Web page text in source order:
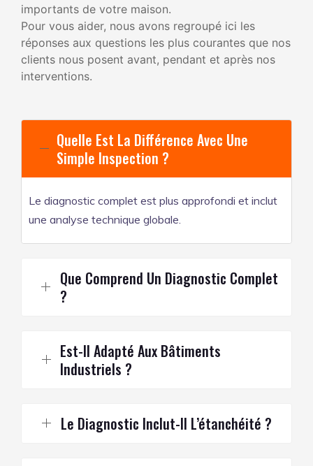
importants de votre maison.
Pour vous aider, nous avons regroupé ici les
réponses aux questions les plus courantes que nos
clients nous posent avant, pendant et après nos
interventions.
Quelle Est La Différence Avec Une
Simple Inspection ?
Le diagnostic complet est plus approfondi et inclut
une analyse technique globale.
Que Comprend Un Diagnostic Complet
?
Est-Il Adapté Aux Bâtiments
Industriels ?
Le Diagnostic Inclut-Il L’étanchéité ?